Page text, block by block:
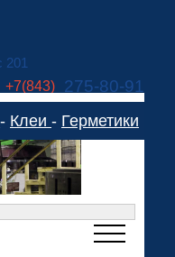
201
+7(843)
275-80-91
275-83-78
Cхема проезда
- Клеи - Герметики